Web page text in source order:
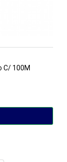
C/ 100M